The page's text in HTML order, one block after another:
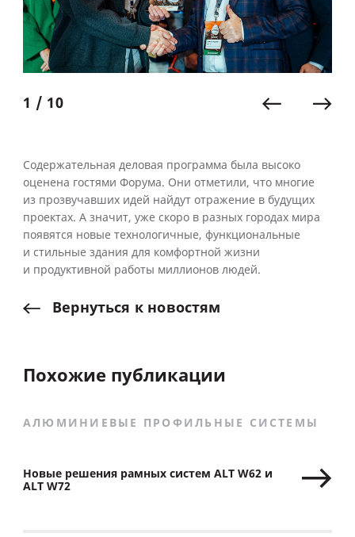
1 / 10
Содержательная деловая программа была высоко
оценена гостями Форума. Они отметили, что многие
из прозвучавших идей найдут отражение в будущих
проектах. А значит, уже скоро в разных городах мира
появятся новые технологичные, функциональные
и стильные здания для комфортной жизни
и продуктивной работы миллионов людей.
Вернуться к новостям
Похожие публикации
АЛЮМИНИЕВЫЕ ПРОФИЛЬНЫЕ СИСТЕМЫ
Новые решения рамных систем ALT W62 и
ALT W72